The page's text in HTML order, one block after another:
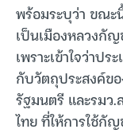
พร้อมระบุว่า ขณะ
เป็นเมืองหลวงกัญ
เพราะเข้าใจว่าป
กับวัตถุประสงค์ข
รัฐมนตรี และรมว.
ไทย ที่ให้การใช้กั